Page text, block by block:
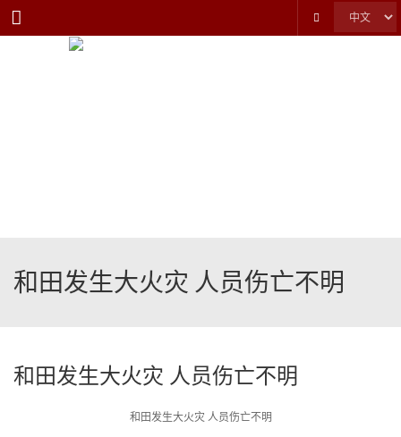
Menu
和田发生大火灾 人员伤亡不明
和田发生大火灾 人员伤亡不明
和田发生大火灾 人员伤亡不明